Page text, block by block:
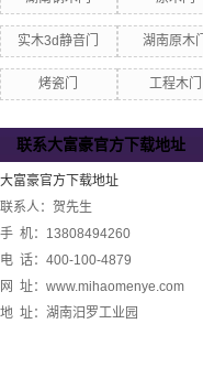
实木3d静音门 湖南原木门
烤瓷门 工程木门
联系大富豪官方下载地址
大富豪官方下载地址
联系人：贺先生
手 机：13808494260
电 话：400-100-4879
网 址：www.mihaomenye.com
地 址：湖南汨罗工业园